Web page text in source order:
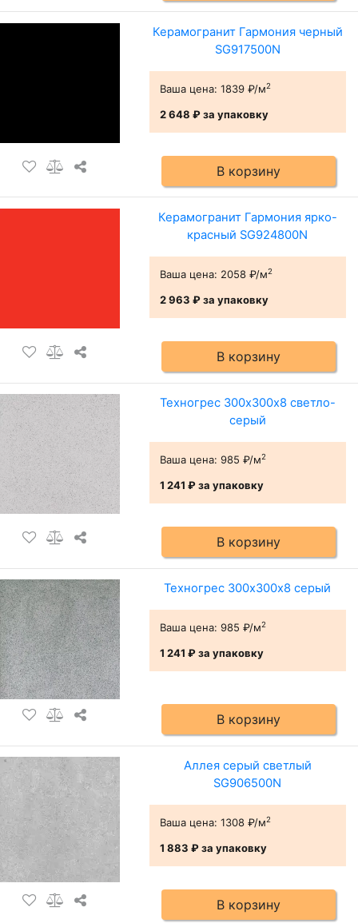
Керамогранит Гармония черный
SG917500N
Ваша цена: 1839 ₽/м2
2 648 ₽за упаковку
В корзину
Керамогранит Гармония ярко-
красный SG924800N
Ваша цена: 2058 ₽/м2
2 963 ₽за упаковку
В корзину
Техногрес 300х300х8 светло-
серый
Ваша цена: 985 ₽/м2
1 241 ₽за упаковку
В корзину
Техногрес 300х300х8 серый
Ваша цена: 985 ₽/м2
1 241 ₽за упаковку
В корзину
Аллея серый светлый
SG906500N
Ваша цена: 1308 ₽/м2
1 883 ₽за упаковку
В корзину